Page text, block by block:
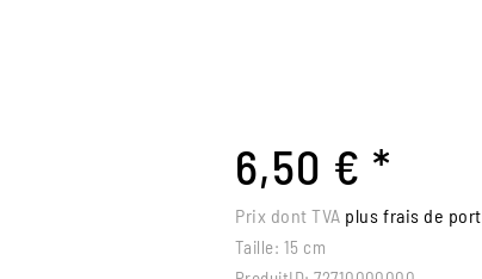
6,50 € *
Prix dont TVA plus frais de port
Taille: 15 cm